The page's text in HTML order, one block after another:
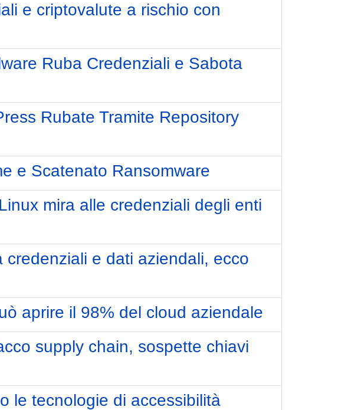
e criptovalute a rischio con
Ruba Credenziali e Sabota
Rubate Tramite Repository
e Scatenato Ransomware
mira alle credenziali degli enti
e dati aziendali, ecco
aprire il 98% del cloud aziendale
supply chain, sospette chiavi
le tecnologie di accessibilità